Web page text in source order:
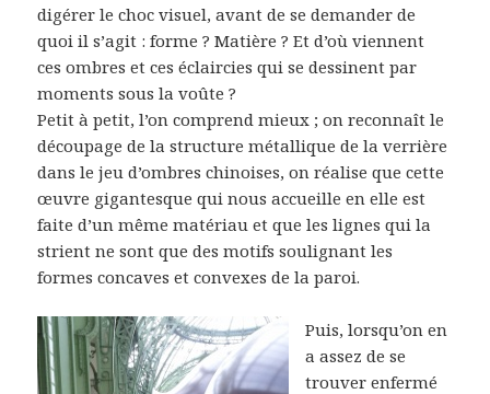
digérer le choc visuel, avant de se demander de
quoi il s’agit : forme ? Matière ? Et d’où viennent
ces ombres et ces éclaircies qui se dessinent par
moments sous la voûte ?
Petit à petit, l’on comprend mieux ; on reconnaît le
découpage de la structure métallique de la verrière
dans le jeu d’ombres chinoises, on réalise que cette
œuvre gigantesque qui nous accueille en elle est
faite d’un même matériau et que les lignes qui la
strient ne sont que des motifs soulignant les
formes concaves et convexes de la paroi.
Puis, lorsqu’on en
a assez de se
trouver enfermé